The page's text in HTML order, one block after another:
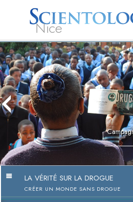
Nice
L. Ron Hubbard
Qu’est-ce que la
Scientologie ?
LA VÉRITÉ SUR LA DROGUE
CRÉER UN MONDE SANS DROGUE